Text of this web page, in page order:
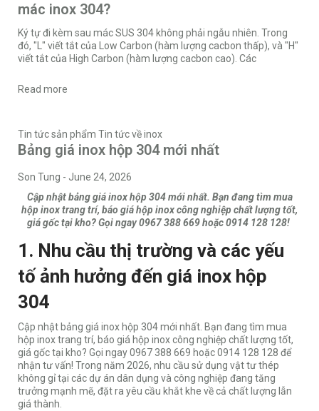
mác inox 304?
Ký tự đi kèm sau mác SUS 304 không phải ngẫu nhiên. Trong
đó, "L" viết tắt của Low Carbon (hàm lượng cacbon thấp), và "H"
viết tắt của High Carbon (hàm lượng cacbon cao). Các
Read more
Tin tức sản phẩm Tin tức về inox
Bảng giá inox hộp 304 mới nhất
Son Tung - June 24, 2026
Cập nhật bảng giá inox hộp 304 mới nhất. Bạn đang tìm mua
hộp inox trang trí, báo giá hộp inox công nghiệp chất lượng tốt,
giá gốc tại kho? Gọi ngay 0967 388 669 hoặc 0914 128 128!
1. Nhu cầu thị trường và các yếu
tố ảnh hưởng đến giá inox hộp
304
Cập nhật bảng giá inox hộp 304 mới nhất. Bạn đang tìm mua
hộp inox trang trí, báo giá hộp inox công nghiệp chất lượng tốt,
giá gốc tại kho? Gọi ngay 0967 388 669 hoặc 0914 128 128 để
nhận tư vấn! Trong năm 2026, nhu cầu sử dụng vật tư thép
không gỉ tại các dự án dân dụng và công nghiệp đang tăng
trưởng mạnh mẽ, đặt ra yêu cầu khắt khe về cả chất lượng lẫn
giá thành.